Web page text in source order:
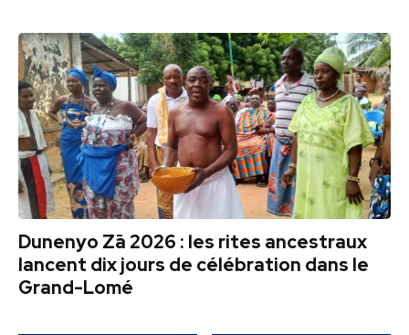
Dunenyo Zā 2026 : les rites ancestraux
lancent dix jours de célébration dans le
Grand-Lomé